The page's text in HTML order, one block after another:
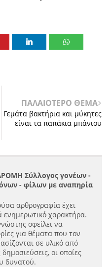
ΠΑΛΑΙΟΤΕΡΟ ΘΕΜΑ
Γεμάτα βακτήρια και μύκητες
είναι τα παπάκια μπάνιου
Σύλλογος γονέων -
- φίλων με αναπηρία
αρθρογραφία έχει
ενημερωτικό χαρακτήρα.
οφείλει να
για θέματα που τον
σε υλικό από
οι οποίες
δυνατού.